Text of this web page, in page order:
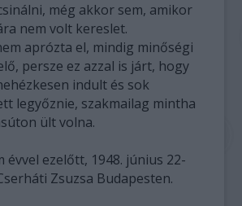
még akkor sem, amikor
nem volt kereslet.
aprózta el, mindig minőségi
persze ez azzal is járt, hogy
indult és sok
legyőznie, szakmailag mintha
ült volna.
évvel ezelőtt, 1948. június 22-
Zsuzsa Budapesten.